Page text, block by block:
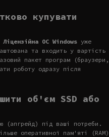
купувати
Ліцензійна ОС Windows уже
та входить у вартість
пакет програм (браузери,
роботу одразу після
об'єм SSD або
(апгрейд) під ваші потреби.
оперативної пам'яті (RAM)